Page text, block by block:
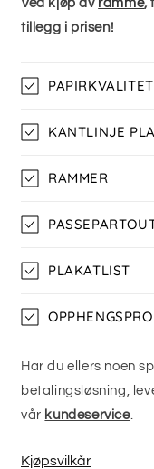
Ved kjøp av ramme,
tillegg i prisen!
PAPIRKVALITET
KANTLINJE
RAMMER
PLAKATLIST
Har du ellers noen
betalingsløsning,
vår kundeservice.
Kjøpsvilkår